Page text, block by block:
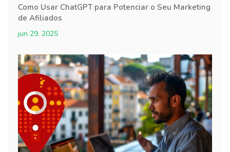
Como Usar ChatGPT para Potenciar o Seu Marketing
de Afiliados
jun 29, 2025